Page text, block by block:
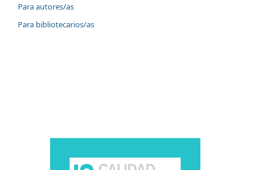
Para autores/as
Para bibliotecarios/as